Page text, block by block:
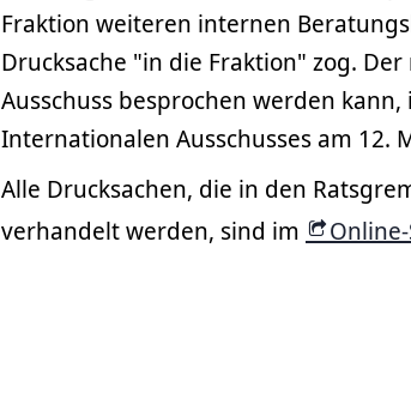
Fraktion weiteren internen
Drucksache "in die Fraktion" zog.
Ausschuss besprochen werden
Internationalen Ausschusses am 12.
Alle Drucksachen, die in den
verhandelt werden, sind im